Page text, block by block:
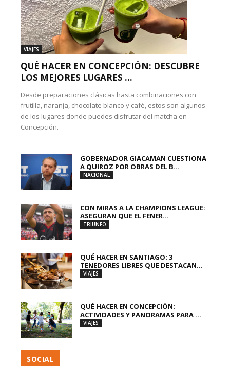
VIAJES
QUÉ HACER EN CONCEPCIÓN: DESCUBRE
LOS MEJORES LUGARES ...
Desde preparaciones clásicas hasta combinaciones con
frutilla, naranja, chocolate blanco y café, estos son algunos
de los lugares donde puedes disfrutar del matcha en
Concepción.
GOBERNADOR GIACAMAN CUESTIONA
A QUIROZ POR OBRAS DEL B...
NACIONAL
CON MIRAS A LA CHAMPIONS LEAGUE:
ASEGURAN QUE EL FENER...
TRIUNFO
QUÉ HACER EN SANTIAGO: 3
TENEDORES LIBRES QUE DESTACAN...
VIAJES
QUÉ HACER EN CONCEPCIÓN:
ACTIVIDADES Y PANORAMAS PARA ...
VIAJES
SOCIAL